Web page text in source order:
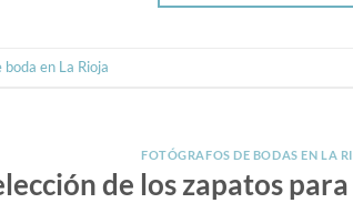
en La Rioja
FOTÓGRAFOS DE BODAS EN LA
de los zapatos